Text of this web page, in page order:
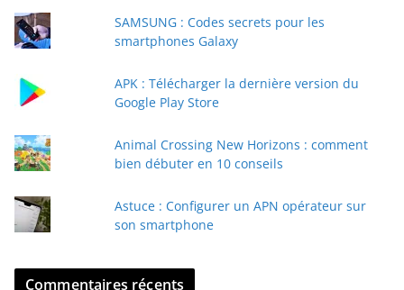
e
-
a
SAMSUNG : Codes secrets pour les
smartphones Galaxy
APK : Télécharger la dernière version du
Google Play Store
Animal Crossing New Horizons : comment
bien débuter en 10 conseils
Astuce : Configurer un APN opérateur sur
son smartphone
Commentaires récents